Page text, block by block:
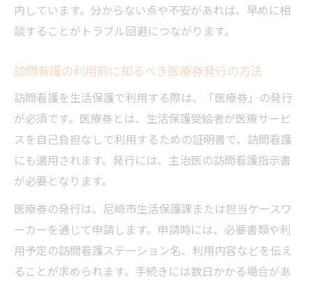
内しています。分からない点や不安があれば、早めに相
談することがトラブル回避につながります。
訪問看護の利用前に知るべき医療券発行の方法
訪問看護を生活保護で利用する際は、「医療券」の発行
が必須です。医療券とは、生活保護受給者が医療サービ
スを自己負担なしで利用するための証明書で、訪問看護
にも適用されます。発行には、主治医の訪問看護指示書
が必要となります。
医療券の発行は、尼崎市生活保護課または担当ケースワ
ーカーを通じて申請します。申請時には、必要書類や利
用予定の訪問看護ステーション名、利用内容などを伝え
ることが求められます。手続きには数日かかる場合があ